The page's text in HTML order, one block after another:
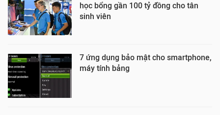
học bổng gần 100 tỷ đồng cho tân
sinh viên
7 ứng dụng bảo mật cho smartphone,
máy tính bảng